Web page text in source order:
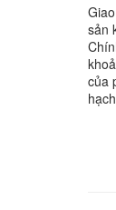
sản
của